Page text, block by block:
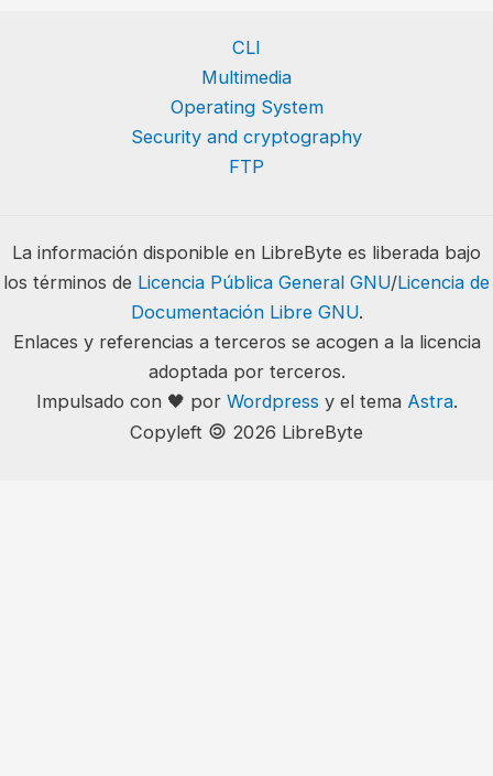
CLI
Multimedia
Operating System
Security and cryptography
FTP
La información disponible en LibreByte es liberada bajo
los términos de Licencia Pública General GNU/Licencia de
Documentación Libre GNU.
Enlaces y referencias a terceros se acogen a la licencia
adoptada por terceros.
Impulsado con 🖤 por Wordpress y el tema Astra.
Copyleft 🄯 2026 LibreByte